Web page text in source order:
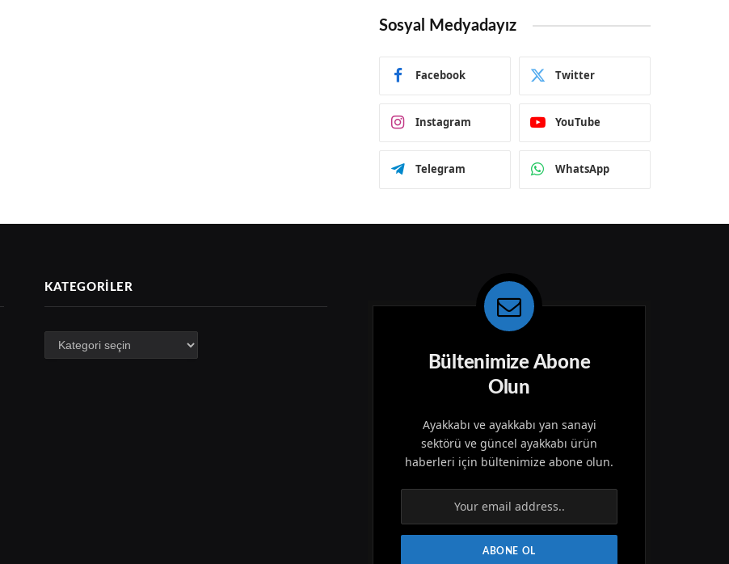
Sosyal Medyadayız
Facebook Twitter
Instagram YouTube
Telegram WhatsApp
KATEGORILER
Kategoriler
Bültenimize Abone
Olun
Ayakkabı ve ayakkabı yan sanayi
sektörü ve güncel ayakkabı ürün
haberleri için bültenimize abone olun.